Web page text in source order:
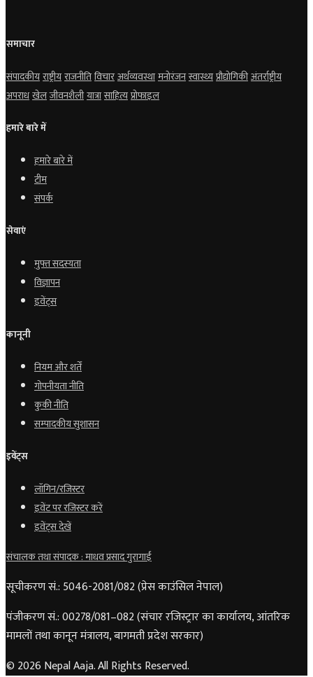
समाचार
संपादकीयराष्ट्रीयराजनीतिविचारअर्थव्यवस्थामनोरंजनस्वास्थ्यप्रौद्योगिकीअंतर्राष्ट्रीय
अपराधखेलजीवनशैलीयात्रासाहित्यप्रोफाइल
हमारे बारे में
हमारे बारे में
टीम
संपर्क
सेवाएं
मुफ्त सदस्यता
विज्ञापन
इवेंट्स
कानूनी
नियम और शर्तें
गोपनीयता नीति
कुकी नीति
सम्पादकीय सुशासन
इवेंट्स
लॉगिन/रजिस्टर
इवेंट पर रजिस्टर करें
इवेंट्स देखें
संचालक तथा संपादक : माधव प्रसाद गुरागाईं
सूचीकरण सं.: 5046-2081/082 (प्रेस काउंसिल नेपाल)
पंजीकरण सं.: 00278/081–082 (संचार रजिस्ट्रार का कार्यालय, आंतरिक
मामलों तथा कानून मंत्रालय, बागमती प्रदेश सरकार)
© 2026 Nepal Aaja. All Rights Reserved.